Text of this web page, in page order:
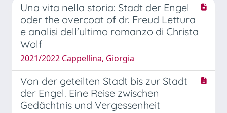
Una vita nella storia: Stadt der Engel
oder the overcoat of dr. Freud Lettura
e analisi dell'ultimo romanzo di Christa
Wolf
2021/2022 Cappellina, Giorgia
Von der geteilten Stadt bis zur Stadt
der Engel. Eine Reise zwischen
Gedächtnis und Vergessenheit